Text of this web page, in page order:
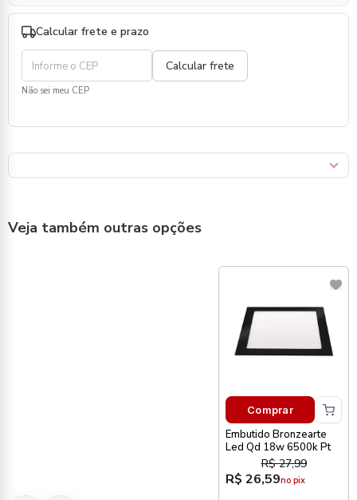
Calcular frete e prazo
Não sei meu CEP
Veja também outras opções
Comprar
Embutido Bronzearte
Led Qd 18w 6500k Pt
R$ 27,99
R$ 26,59no pix